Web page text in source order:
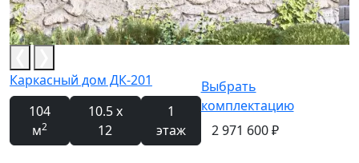
Каркасный дом ДК-201
104
м2
10.5 x
12
1
этаж
Выбрать
комплектацию
2 971 600 ₽